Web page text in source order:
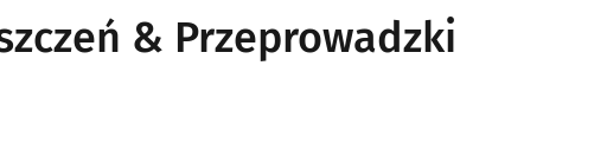
& Przeprowadzki